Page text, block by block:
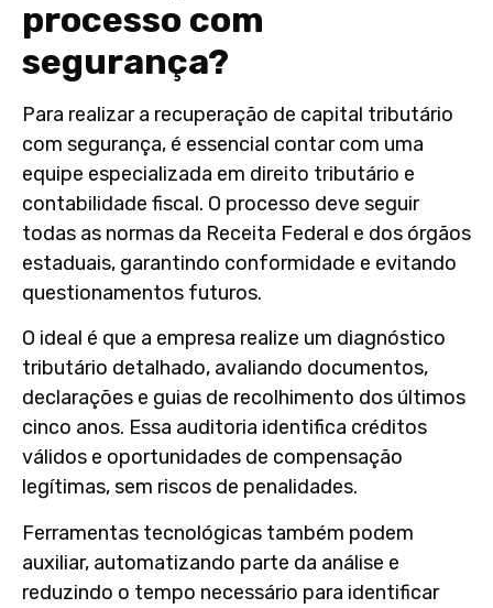
processo com
segurança?
Para realizar a recuperação de capital tributário
com segurança, é essencial contar com uma
equipe especializada em direito tributário e
contabilidade fiscal. O processo deve seguir
todas as normas da Receita Federal e dos órgãos
estaduais, garantindo conformidade e evitando
questionamentos futuros.
O ideal é que a empresa realize um diagnóstico
tributário detalhado, avaliando documentos,
declarações e guias de recolhimento dos últimos
cinco anos. Essa auditoria identifica créditos
válidos e oportunidades de compensação
legítimas, sem riscos de penalidades.
Ferramentas tecnológicas também podem
auxiliar, automatizando parte da análise e
reduzindo o tempo necessário para identificar